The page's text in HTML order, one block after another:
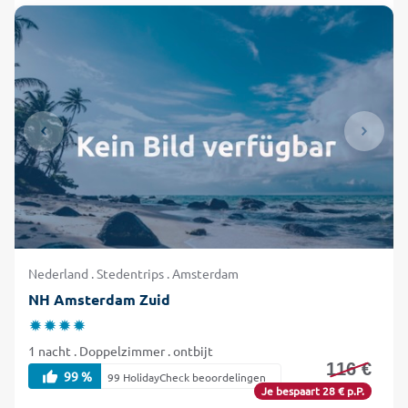
Nederland . Stedentrips . Amsterdam
NH Amsterdam Zuid
1 nacht . Doppelzimmer . ontbijt
99 %
99 HolidayCheck beoordelingen 116 €
Je bespaart 28 € p.P.